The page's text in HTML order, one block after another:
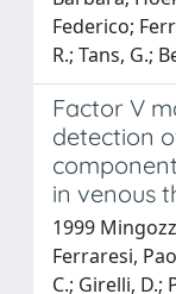
Federico;
R.; Tans, G.;
Factor V
detection
in venous
1999
Ferraresi,
C.; Girelli, D.;